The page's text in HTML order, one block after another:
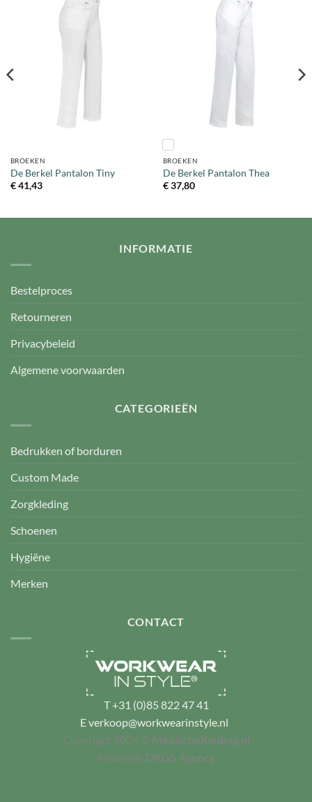
BROEKEN
De Berkel Pantalon Tiny
€41,43
BROEKEN
De Berkel Pantalon Thea
€37,80
INFORMATIE
Bestelproces
Retourneren
Privacybeleid
Algemene voorwaarden
CATEGORIEËN
Bedrukken of borduren
Custom Made
Zorgkleding
Schoenen
Hygiëne
Merken
CONTACT
T+31 (0)85 822 47 41
Everkoop@workwearinstyle.nl
Copyright 2026 © MedischeKleding.nl
Realisatie DKGS Agency